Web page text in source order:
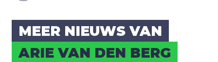
MEER NIEUWS VAN
ARIE VAN DEN BERG